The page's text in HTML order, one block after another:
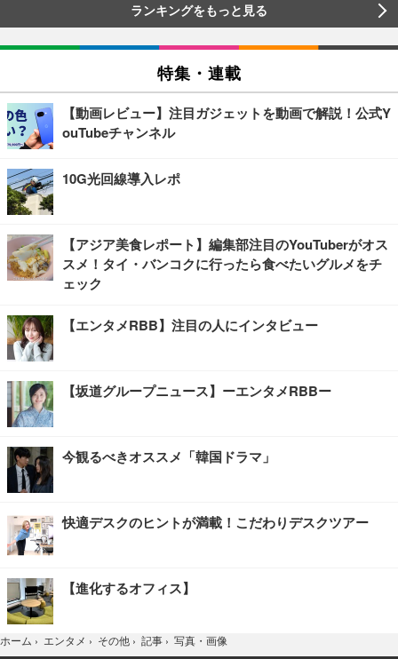
ランキングをもっと見る
特集・連載
【動画レビュー】注目ガジェットを動画で解説！公式Y
ouTubeチャンネル
10G光回線導入レポ
【アジア美食レポート】編集部注目のYouTuberがオス
スメ！タイ・バンコクに行ったら食べたいグルメをチ
ェック
【エンタメRBB】注目の人にインタビュー
【坂道グループニュース】ーエンタメRBBー
今観るべきオススメ「韓国ドラマ」
快適デスクのヒントが満載！こだわりデスクツアー
【進化するオフィス】
ホーム › エンタメ › その他 › 記事 › 写真・画像